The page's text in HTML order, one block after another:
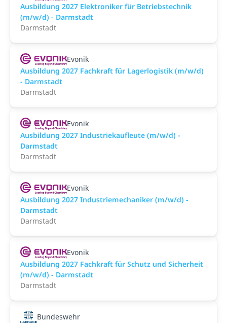
Ausbildung 2027 Elektroniker für Betriebstechnik
(m/w/d) - Darmstadt
Darmstadt
Evonik
Ausbildung 2027 Fachkraft für Lagerlogistik (m/w/d)
- Darmstadt
Darmstadt
Evonik
Ausbildung 2027 Industriekaufleute (m/w/d) -
Darmstadt
Darmstadt
Evonik
Ausbildung 2027 Industriemechaniker (m/w/d) -
Darmstadt
Darmstadt
Evonik
Ausbildung 2027 Fachkraft für Schutz und Sicherheit
(m/w/d) - Darmstadt
Darmstadt
Bundeswehr